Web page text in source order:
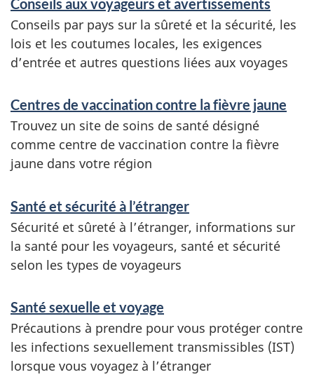
Conseils par pays sur la sûreté et la sécurité, les
lois et les coutumes locales, les exigences
d’entrée et autres questions liées aux voyages
Centres de vaccination contre la fièvre jaune
Trouvez un site de soins de santé désigné
comme centre de vaccination contre la fièvre
jaune dans votre région
Santé et sécurité à l’étranger
Sécurité et sûreté à l’étranger, informations sur
la santé pour les voyageurs, santé et sécurité
selon les types de voyageurs
Santé sexuelle et voyage
Précautions à prendre pour vous protéger contre
les infections sexuellement transmissibles (IST)
lorsque vous voyagez à l’étranger